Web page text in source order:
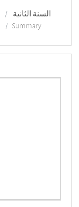
السنة الثانية
Summary